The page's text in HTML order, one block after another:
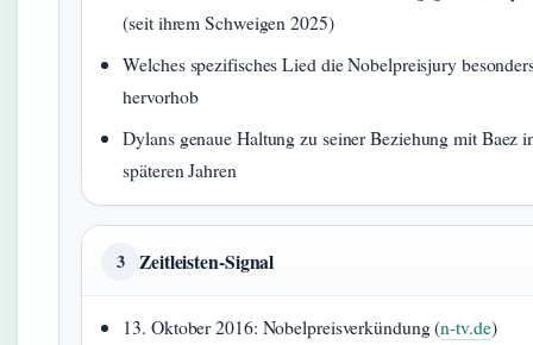
(seit ihrem Schweigen 2025)
Welches spezifisches Lied die Nobelpreisjury
hervorhob
Dylans genaue Haltung zu seiner Beziehung mit Baez
späteren Jahren
3 Zeitleisten-Signal
13. Oktober 2016: Nobelpreisverkündung (n-tv.de)